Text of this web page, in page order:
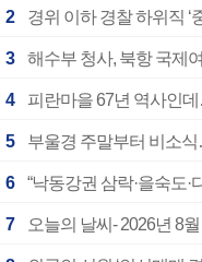
2 경위 이하 경찰 하위직
3 해수부 청사, 북항 국제
4 피란마을 67년 역사인
5 부울경 주말부터 비소식
6 “낙동강권 삼락·을숙도
7 오늘의 날씨- 2026년 8